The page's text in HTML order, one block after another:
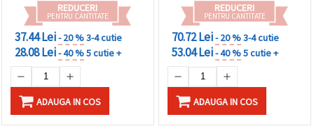
REDUCERI
PENTRU CANTITATE
37.44 Lei- 20 %3-4 cutie
28.08 Lei- 40 %5 cutie +
ADAUGA IN COS
REDUCERI
PENTRU CANTITATE
70.72 Lei- 20 %3-4 cutie
53.04 Lei- 40 %5 cutie +
ADAUGA IN COS